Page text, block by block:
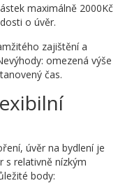
maximálně 2000Kč
o úvěr.
zajištění a
omezená výše
čas.
úvěr na bydlení je
s relativně nízkým
body: